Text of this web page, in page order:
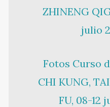
ZHINENG
julio
Fotos Curso
CHI KUNG,
FU, 08-12